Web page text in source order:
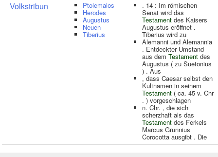
Volkstribun Ptolemaios
Herodes
Augustus
Neuen
Tiberius
. 14 : Im römischen
Senat wird das
Testament des Kaisers
Augustus eröffnet .
Tiberius wird zu
Alemanni und Alemannia
. Entdeckter Umstand
aus dem Testament des
Augustus ( zu Suetonius
) . Aus
, dass Caesar selbst den
Kultnamen in seinem
Testament ( ca. 45 v. Chr
. ) vorgeschlagen
n. Chr. , die sich
scherzhaft als das
Testament des Ferkels
Marcus Grunnius
Corocotta ausgibt . Die